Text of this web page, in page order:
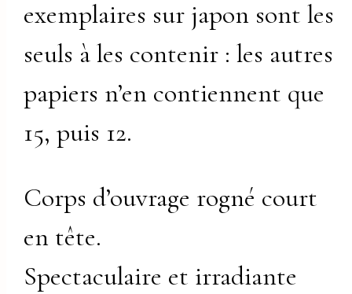
exemplaires sur japon sont les
seuls à les contenir : les autres
papiers n’en contiennent que
15, puis 12.
Corps d’ouvrage rogné court
en tête.
Spectaculaire et irradiante